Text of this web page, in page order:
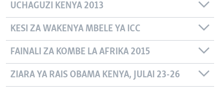
UCHAGUZI KENYA 2013
KESI ZA WAKENYA MBELE YA ICC
FAINALI ZA KOMBE LA AFRIKA 2015
ZIARA YA RAIS OBAMA KENYA, JULAI 23-26